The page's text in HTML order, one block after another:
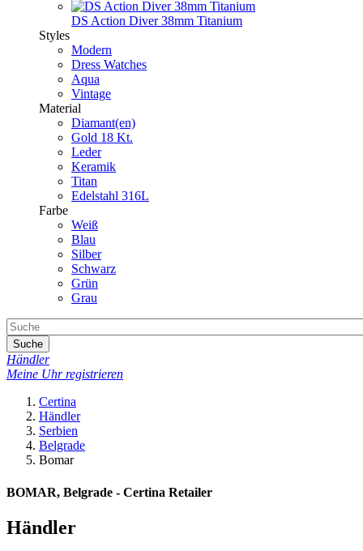
DS Action Diver 38mm Titanium
Styles
Modern
Dress Watches
Aqua
Vintage
Material
Diamant(en)
Gold 18 Kt.
Leder
Keramik
Titan
Edelstahl 316L
Farbe
Weiß
Blau
Silber
Schwarz
Grün
Grau
Suche
Händler
Meine Uhr registrieren
Certina
Händler
Serbien
Belgrade
Bomar
BOMAR, Belgrade - Certina Retailer
Händler